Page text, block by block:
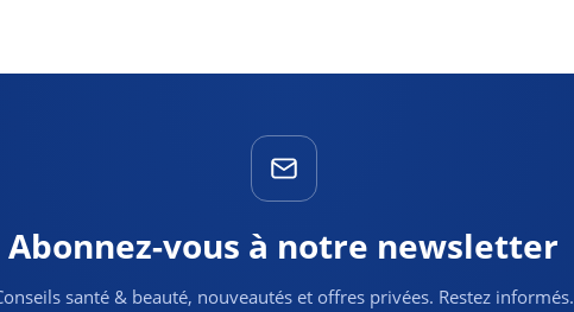
Abonnez-vous à notre newsletter
santé & beauté, nouveautés et offres privées. Restez informés.